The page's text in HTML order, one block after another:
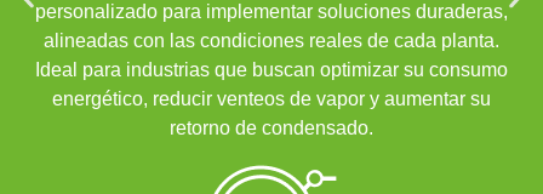
personalizado para implementar soluciones duraderas,
alineadas con las condiciones reales de cada planta.
Ideal para industrias que buscan optimizar su consumo
energético, reducir venteos de vapor y aumentar su
retorno de condensado.